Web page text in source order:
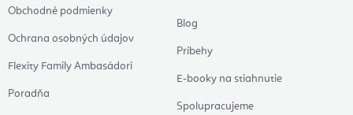
Obchodné podmienky
Ochrana osobných údajov
Flexity Family Ambasádori
Poradňa
Blog
Príbehy
E-booky na stiahnutie
Spolupracujeme